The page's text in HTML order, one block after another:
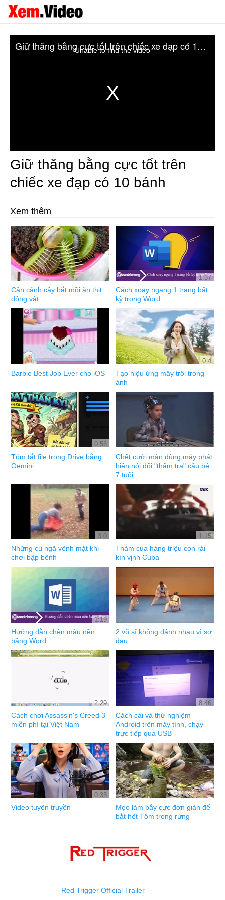
Unable to find the video Giữ thăng bằng cực tốt trên chiếc xe đạp có 10 bánh
Giữ thăng bằng cực tốt trên
chiếc xe đạp có 10 bánh
Xem thêm
Cận cảnh cây bắt mồi ăn thịt
động vật
1:37
Cách xoay ngang 1 trang bất
kỳ trong Word
Barbie Best Job Ever cho iOS
0:4
Tạo hiệu ứng mây trôi trong
ảnh
0:56
Tóm tắt file trong Drive bằng
Gemini
Chết cười màn dùng máy phát
hiện nói dối "thẩm tra" cậu bé
7 tuổi
3:0
Những cú ngã vênh mặt khi
chơi bập bênh
1:15
Thảm cua hàng triệu con rải
kín vịnh Cuba
1:19
Hướng dẫn chèn màu nền
bảng Word
2 võ sĩ không đánh nhau vì sợ
đau
2:29
Cách chơi Assassin's Creed 3
miễn phí tại Việt Nam
8:46
Cách cài và thử nghiệm
Android trên máy tính, chạy
trực tiếp qua USB
0:35
Video tuyên truyền
Mẹo làm bẫy cực đơn giản để
bắt hết Tôm trong rừng
Red Trigger Official Trailer